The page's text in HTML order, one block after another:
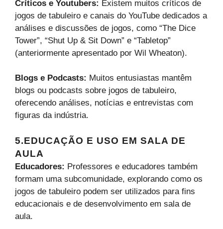
Críticos e Youtubers: Existem muitos críticos de
jogos de tabuleiro e canais do YouTube dedicados a
análises e discussões de jogos, como “The Dice
Tower”, “Shut Up & Sit Down” e “Tabletop”
(anteriormente apresentado por Wil Wheaton).
Blogs e Podcasts: Muitos entusiastas mantêm
blogs ou podcasts sobre jogos de tabuleiro,
oferecendo análises, notícias e entrevistas com
figuras da indústria.
5.EDUCAÇÃO E USO EM SALA DE
AULA
Educadores: Professores e educadores também
formam uma subcomunidade, explorando como os
jogos de tabuleiro podem ser utilizados para fins
educacionais e de desenvolvimento em sala de
aula.